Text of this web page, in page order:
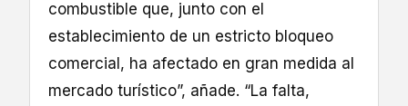
combustible que, junto con el
establecimiento de un estricto bloqueo
comercial, ha afectado en gran medida al
mercado turístico”, añade. “La falta,